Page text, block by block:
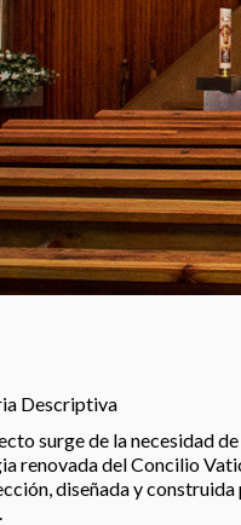
Descriptiva
surge de la necesidad
renovada del Concilio
diseñada y